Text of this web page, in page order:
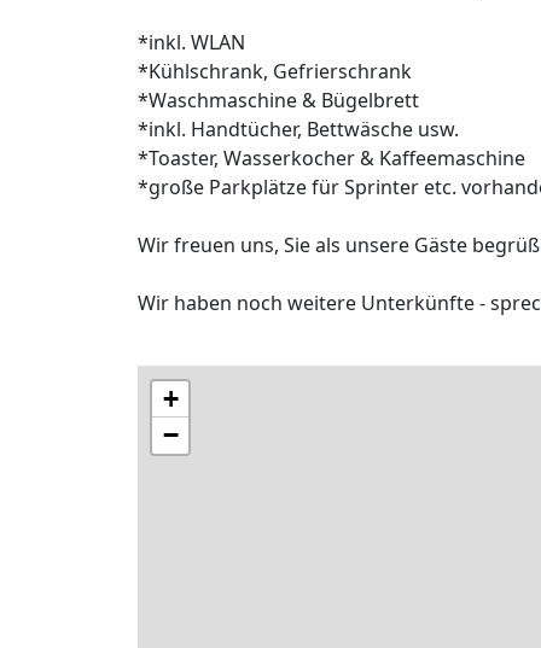
*inkl. WLAN
*Kühlschrank, Gefrierschrank
*Waschmaschine & Bügelbrett
*inkl. Handtücher, Bettwäsche usw.
*Toaster, Wasserkocher & Kaffeemaschine
*große Parkplätze für Sprinter etc.
Wir freuen uns, Sie als unsere Gäste
Wir haben noch weitere Unterkünfte -
+
−